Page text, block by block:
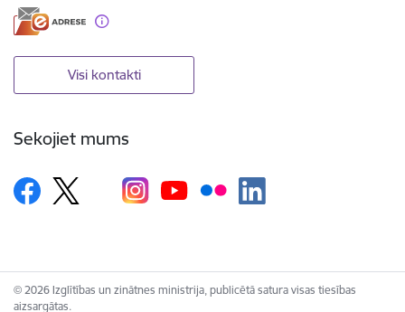
Visi kontakti
Sekojiet mums
© 2026 Izglītības un zinātnes ministrija, publicētā satura visas tiesības
aizsargātas.